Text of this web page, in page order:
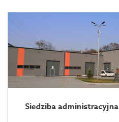
Siedziba administracyjna